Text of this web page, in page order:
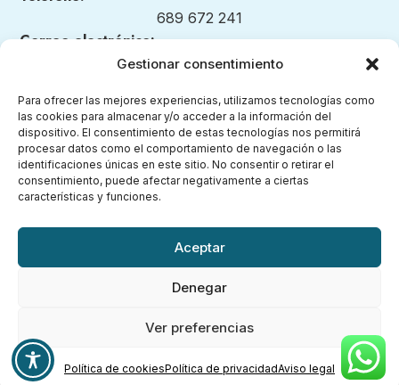
Gestionar consentimiento
Para ofrecer las mejores experiencias, utilizamos tecnologías como
las cookies para almacenar y/o acceder a la información del
dispositivo. El consentimiento de estas tecnologías nos permitirá
procesar datos como el comportamiento de navegación o las
identificaciones únicas en este sitio. No consentir o retirar el
consentimiento, puede afectar negativamente a ciertas
características y funciones.
Aceptar
Denegar
Ver preferencias
Política de cookiesPolítica de privacidadAviso legal
689 672 241
Correo electrónico:
nuestrosmomentosmontessori@gmail.com
Legal
Aviso legal
Política de cookies (UE)
Accesibilidad